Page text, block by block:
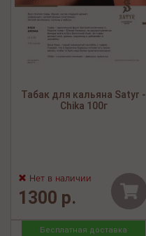
Табак для кальяна Satyr -
Chika 100г
Нет в наличии
1300 р.
Бесплатная доставка